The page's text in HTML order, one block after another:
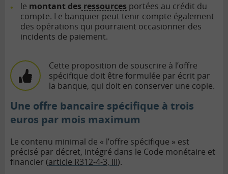
le montant des ressources portées au crédit du
compte. Le banquier peut tenir compte également
des opérations qui pourraient occasionner des
incidents de paiement.
Cette proposition de souscrire à l’offre
spécifique doit être formulée par écrit par
la banque, qui doit en conserver une copie.
Une offre bancaire spécifique à trois
euros par mois maximum
Le contenu minimal de « l’offre spécifique » est
précisé par décret, intégré dans le Code monétaire et
financier (article R312-4-3, III).